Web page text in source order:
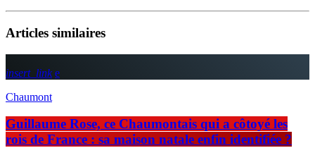
Articles similaires
insert_link
Chaumont
Guillaume Rose, ce Chaumontais qui a côtoyé les
rois de France : sa maison natale enfin identifiée ?